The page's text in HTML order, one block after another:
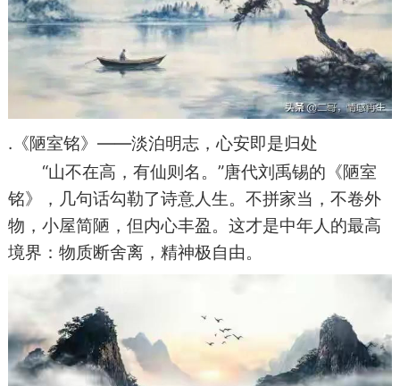
.《陋室铭》——淡泊明志，心安即是归处
“山不在高，有仙则名。”唐代刘禹锡的《陋室
铭》，几句话勾勒了诗意人生。不拼家当，不卷外
物，小屋简陋，但内心丰盈。这才是中年人的最高
境界：物质断舍离，精神极自由。